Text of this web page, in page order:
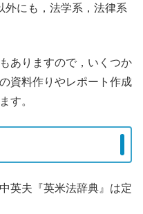
外にも，法学系，法律系
ありますので，いくつか
資料作りやレポート作成
す。
英夫『英米法辞典』は定